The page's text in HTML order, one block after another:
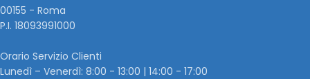
00155 - Roma
P.I. ‭18093991000
Orario Servizio Clienti
Lunedì – Venerdì: 8:00 - 13:00 | 14:00 - 17:00